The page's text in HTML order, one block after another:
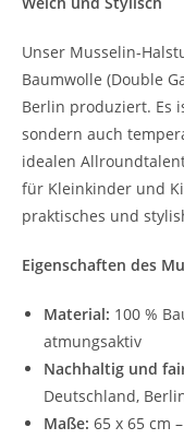
Unser Musselin-
Baumwolle (Double
Berlin produziert. Es
sondern auch
idealen
für Kleinkinder und
praktisches und
Eigenschaften des
Material: 100 %
atmungsaktiv
Nachhaltig und
Deutschland,
Maße: 65 x 65 cm